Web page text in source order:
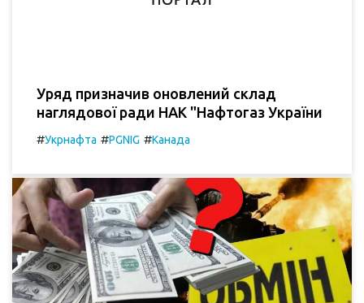
Уряд призначив оновлений склад
наглядової ради НАК "Нафтогаз України
#Укрнафта #PGNIG #Канада